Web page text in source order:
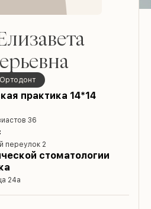
Ортодонт
практика 14*14
36
переулок 2
стоматологии
24а